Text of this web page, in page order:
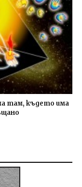
там, където има